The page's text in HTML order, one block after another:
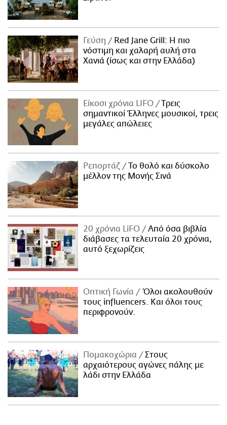
Γεύση
Red Jane Grill: Η πιο
νόστιμη και χαλαρή αυλή στα
Χανιά (ίσως και στην Ελλάδα)
Είκοσι χρόνια LIFO
Tρεις
σημαντικοί Έλληνες μουσικοί, τρεις
μεγάλες απώλειες
Ρεπορτάζ
Το θολό και δύσκολο
μέλλον της Μονής Σινά
20 χρόνια LiFO
Από όσα βιβλία
διάβασες τα τελευταία 20 χρόνια,
αυτό ξεχωρίζεις
Οπτική Γωνία
Όλοι ακολουθούν
τους influencers. Και όλοι τους
περιφρονούν.
Πομακοχώρια
Στους
αρχαιότερους αγώνες πάλης με
λάδι στην Ελλάδα